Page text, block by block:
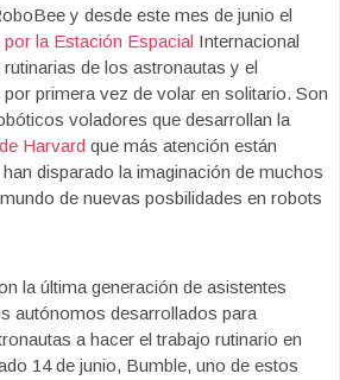
y desde este mes de junio el
la Estación Espacial Internacional
de los astronautas y el
primera vez de volar en solitario. Son
voladores que desarrollan la
Harvard que más atención están
disparado la imaginación de muchos
de nuevas posbilidades en robots
la última generación de asistentes
autónomos desarrollados para
a hacer el trabajo rutinario en
14 de junio, Bumble, uno de estos